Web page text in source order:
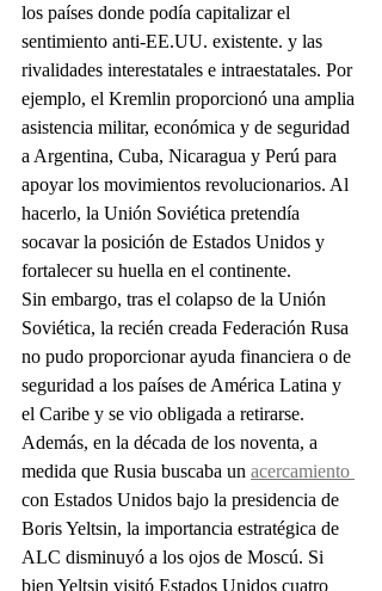
los países donde podía capitalizar el
sentimiento anti-EE.UU. existente. y las
rivalidades interestatales e intraestatales. Por
ejemplo, el Kremlin proporcionó una amplia
asistencia militar, económica y de seguridad
a Argentina, Cuba, Nicaragua y Perú para
apoyar los movimientos revolucionarios. Al
hacerlo, la Unión Soviética pretendía
socavar la posición de Estados Unidos y
fortalecer su huella en el continente.
Sin embargo, tras el colapso de la Unión
Soviética, la recién creada Federación Rusa
no pudo proporcionar ayuda financiera o de
seguridad a los países de América Latina y
el Caribe y se vio obligada a retirarse.
Además, en la década de los noventa, a
medida que Rusia buscaba un acercamiento
con Estados Unidos bajo la presidencia de
Boris Yeltsin, la importancia estratégica de
ALC disminuyó a los ojos de Moscú. Si
bien Yeltsin visitó Estados Unidos cuatro